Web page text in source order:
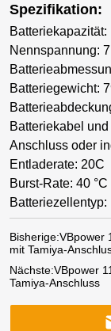
Spezifikation:
Batteriekapazität:
Nennspannung:
Batteriegewicht:
Batteriekabel
Anschluss oder
Entladerate: 20C
Burst-Rate: 40 °C
Bisherige:VBpower
mit Tamiya-
Nächste:VBpower
Tamiya-Anschluss